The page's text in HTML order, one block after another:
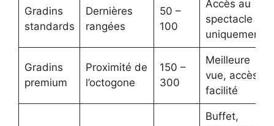
Gradins
standards
Dernières
rangées
50 –
100
Accès au
spectacle
uniquement
Gradins
premium
Proximité de
l’octogone
150 –
300
Meilleure
vue, accès
facilité
Buffet,